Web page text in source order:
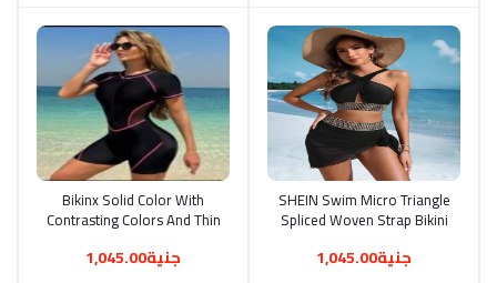
أضف إلى السلة
SHEIN Swim Micro Triangle
Spliced Woven Strap Bikini
Beach Outfit Summer
جنية1,045.00
أضف إلى السلة
Bikinx Solid Color With
Contrasting Colors And Thin
Short-Sleeved Four-Corner
جنية1,045.00